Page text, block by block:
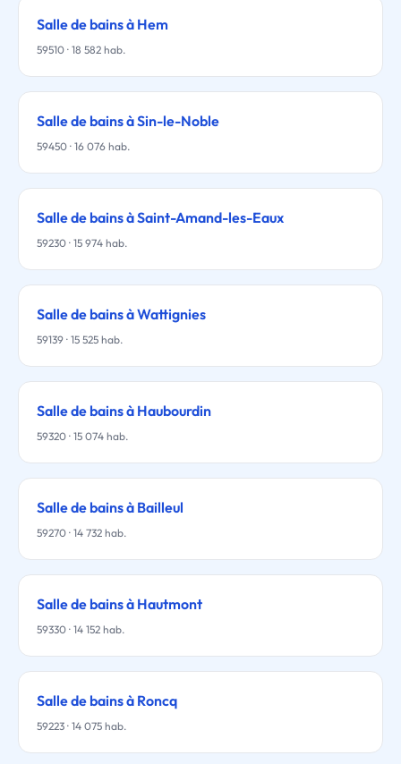
Salle de bains à Hem
59510 · 18 582 hab.
Salle de bains à Sin-le-Noble
59450 · 16 076 hab.
Salle de bains à Saint-Amand-les-Eaux
59230 · 15 974 hab.
Salle de bains à Wattignies
59139 · 15 525 hab.
Salle de bains à Haubourdin
59320 · 15 074 hab.
Salle de bains à Bailleul
59270 · 14 732 hab.
Salle de bains à Hautmont
59330 · 14 152 hab.
Salle de bains à Roncq
59223 · 14 075 hab.